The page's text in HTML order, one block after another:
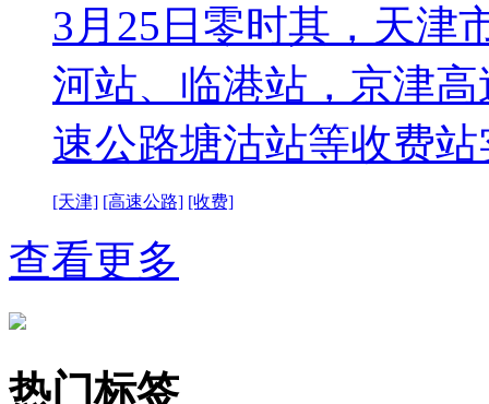
3月25日零时其，天津
河站、临港站，京津
速公路塘沽站等收费
[天津] [高速公路] [收费]
查看更多
热门标签